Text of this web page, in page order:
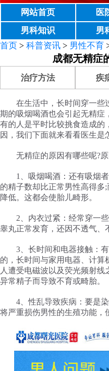
网站首页 医
男科知识
男
首页 > 科普资讯 > 男性不育
成都无精症
治疗方法 疾
在生活中，长时间穿一些
期的吸烟喝酒也会引起无精症
有的人是平时比较挑食造成的
因，我们下面就来看看医生是
无精症的原因有哪些呢?原
1、吸烟喝酒：还有吸烟
的精子数却比正常男性高得多
降低。这都会使胎儿畸形。
2、内衣过紧：经常穿一
睾丸正常发育，还因不透气、
3、长时间和电器接触：
的，长时间与家用电器、计算
人遭受电磁波以及荧光频射
异常精子而导致不育或畸胎。
4、性乱导致疾病：要是
将严重损伤男性的生殖功能，